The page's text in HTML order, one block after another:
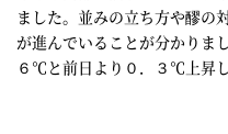
ました。並みの立ち方や醪の
が進んでいることが分かりま
６℃と前日より０．３℃上昇し